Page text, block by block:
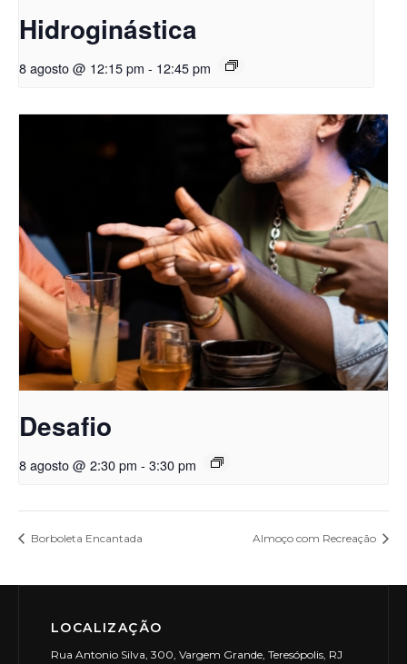
Hidroginástica
8 agosto @ 12:15 pm - 12:45 pm
Desafio
8 agosto @ 2:30 pm - 3:30 pm
Borboleta Encantada Almoço com Recreação
LOCALIZAÇÃO
Rua Antonio Silva, 300, Vargem Grande, Teresópolis, RJ